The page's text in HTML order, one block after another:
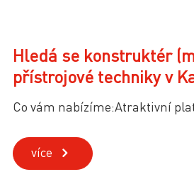
Hledá se konstruktér
přístrojové techniky v
Co vám nabízíme:Atraktivní
více